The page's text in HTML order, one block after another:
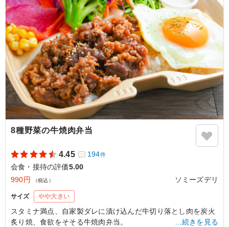
す。
ご利用シーン：会食・接待›会食
東京都千代田区六番町2025/08/25
8種野菜の牛焼肉弁当
4.45 194件
会食・接待の評価5.00
990円
（税込） ソミーズデリ
サイズ やや大きい
スタミナ満点、自家製ダレに漬け込んだ牛切り落とし肉を炭火
炙り焼、食欲をそそる牛焼肉弁当。
…続きを見る